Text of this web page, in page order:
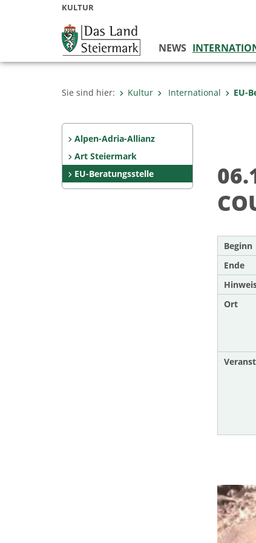
KULTUR
NEWS
Sie sind hier: Kultur International EU-
Alpen-Adria-Allianz
Art Steiermark
EU-Beratungsstelle
Beginn
Ende
Ort